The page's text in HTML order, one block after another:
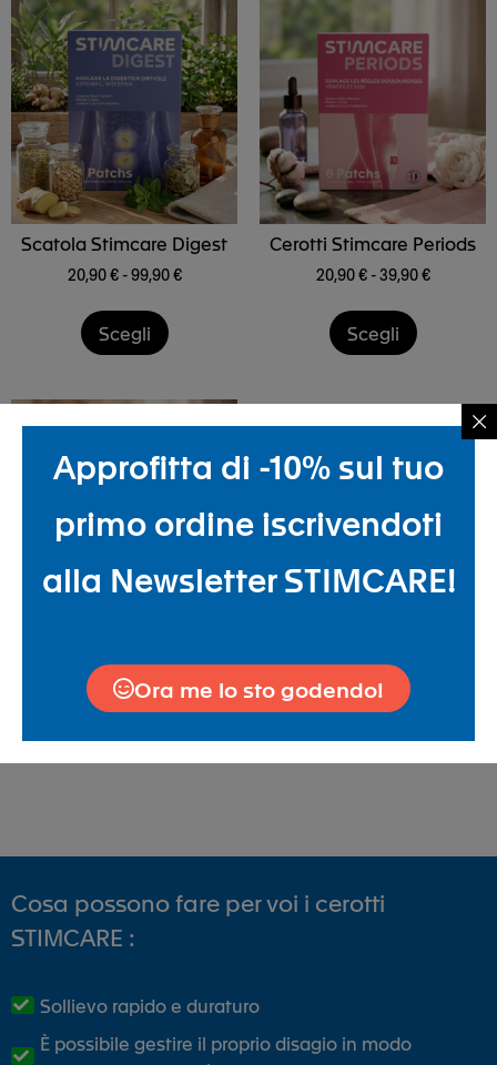
Scatola Stimcare Digest
20,90€ -99,90€
Scegli
Cerotti Stimcare Periods
20,90€ -39,90€
Scegli
19,90 -99,90
Cosa possono fare per voi i cerotti
STIMCARE :
Sollievo rapido e duraturo
È possibile gestire il proprio disagio in modo
Approfitta di -10% sul tuo
primo ordine iscrivendoti
alla Newsletter STIMCARE!
Ora me lo sto godendo!